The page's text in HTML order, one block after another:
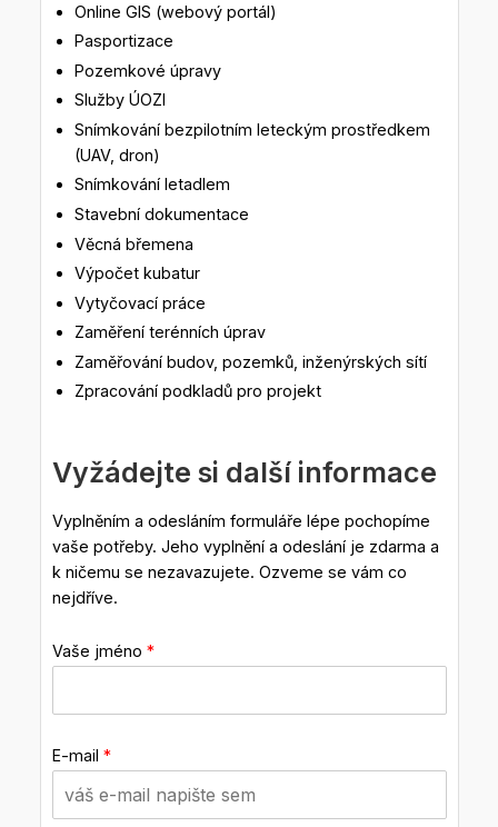
Online GIS (webový portál)
Pasportizace
Pozemkové úpravy
Služby ÚOZI
Snímkování bezpilotním leteckým prostředkem
(UAV, dron)
Snímkování letadlem
Stavební dokumentace
Věcná břemena
Výpočet kubatur
Vytyčovací práce
Zaměření terénních úprav
Zaměřování budov, pozemků, inženýrských sítí
Zpracování podkladů pro projekt
Vyžádejte si další informace
Vyplněním a odesláním formuláře lépe pochopíme
vaše potřeby. Jeho vyplnění a odeslání je zdarma a
k ničemu se nezavazujete. Ozveme se vám co
nejdříve.
Vaše jméno *
E-mail *